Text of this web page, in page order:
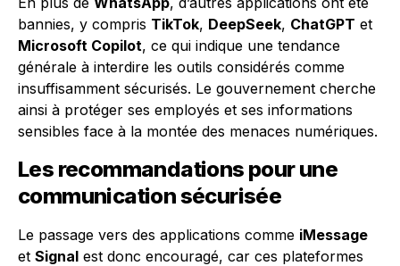
bannies, y compris TikTok, DeepSeek, ChatGPT et
Microsoft Copilot, ce qui indique une tendance
générale à interdire les outils considérés comme
insuffisamment sécurisés. Le gouvernement cherche
ainsi à protéger ses employés et ses informations
sensibles face à la montée des menaces numériques.
Les recommandations pour une
communication sécurisée
Le passage vers des applications comme iMessage
et Signal est donc encouragé, car ces plateformes